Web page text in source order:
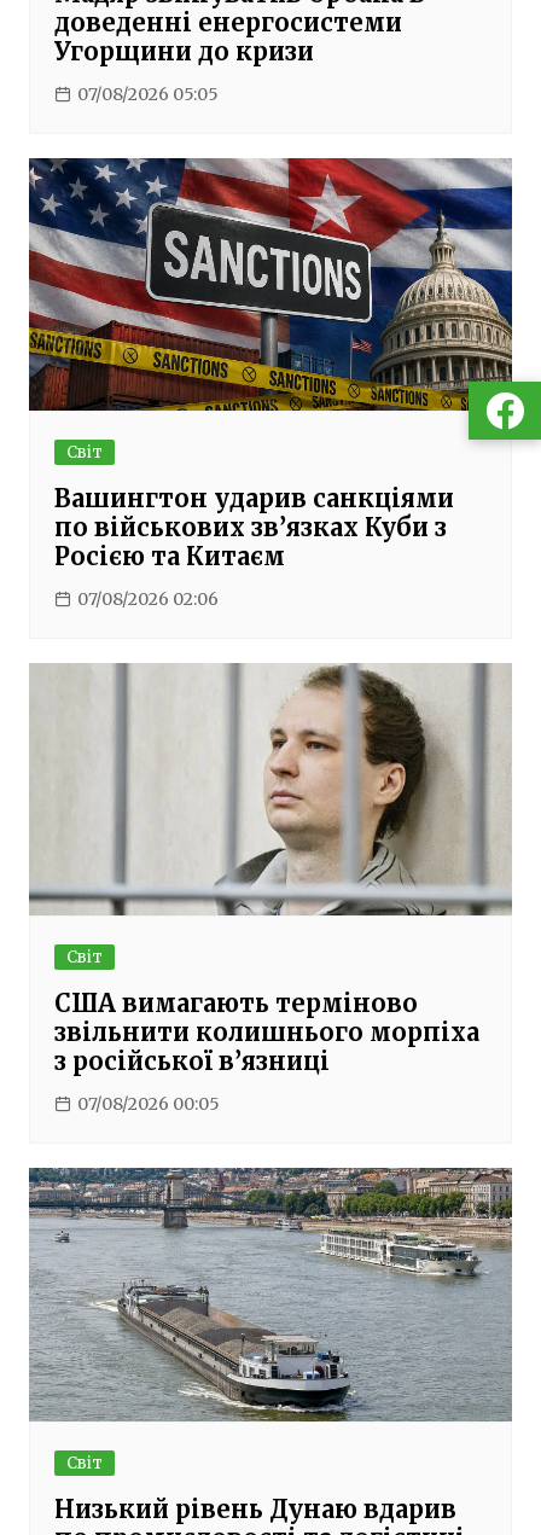
доведенні енергосистеми
Угорщини до кризи
07/08/2026 05:05
Світ
Вашингтон ударив санкціями
по військових зв’язках Куби з
Росією та Китаєм
07/08/2026 02:06
Світ
США вимагають терміново
звільнити колишнього морпіха
з російської в’язниці
07/08/2026 00:05
Світ
Низький рівень Дунаю вдарив